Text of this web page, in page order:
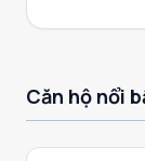
Căn hộ nổi